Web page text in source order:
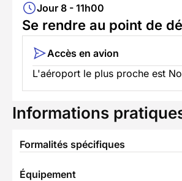
Jour 8 - 11h00
Se rendre au point de
Accès en avion
L'aéroport le plus proche est
Informations
Formalités spécifiques
Équipement